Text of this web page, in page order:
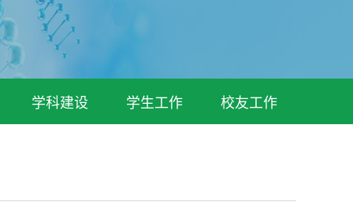
学科建设 学生工作 校友工作